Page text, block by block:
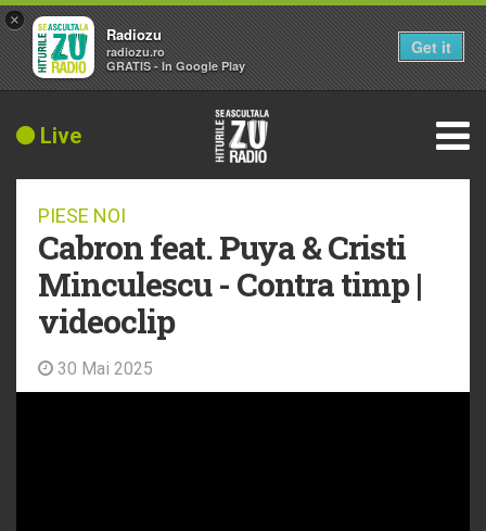
Live
PIESE NOI
Cabron feat. Puya & Cristi
Minculescu - Contra timp |
videoclip
30 Mai 2025
×
Radiozu
radiozu.ro
GRATIS - In Google Play
Get it